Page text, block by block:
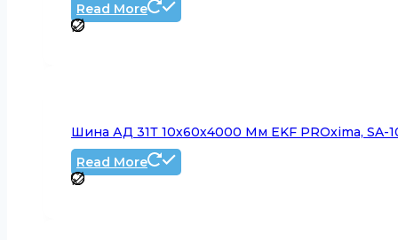
Read More
Шина АД 31Т 10х60х4000 Мм EKF PROxima, SA-
Read More